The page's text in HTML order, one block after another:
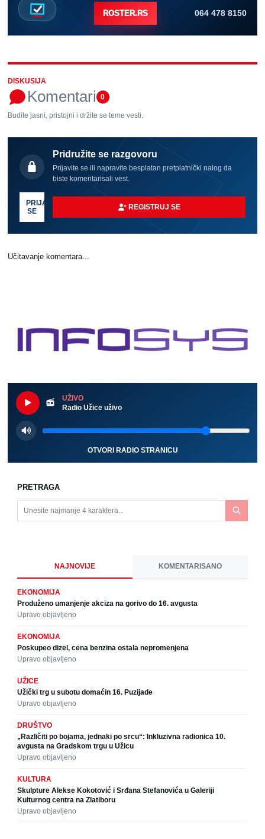
ROSTER.RS 064 478 8150
DISKUSIJA
Komentari 0
Budite jasni, pristojni i držite se teme vesti.
Pridružite se razgovoru
Prijavite se ili napravite besplatan pretplatnički nalog da
biste komentarisali vest.
PRIJAVI
SE
REGISTRUJ SE
Učitavanje komentara...
UŽIVO
Radio Užice uživo
OTVORI RADIO STRANICU
PRETRAGA
NAJNOVIJE KOMENTARISANO
EKONOMIJA
Produženo umanjenje akciza na gorivo do 16. avgusta
Upravo objavljeno
EKONOMIJA
Poskupeo dizel, cena benzina ostala nepromenjena
Upravo objavljeno
UŽICE
Užički trg u subotu domaćin 16. Puzijade
Upravo objavljeno
DRUŠTVO
„Različiti po bojama, jednaki po srcu“: Inkluzivna radionica 10.
avgusta na Gradskom trgu u Užicu
Upravo objavljeno
KULTURA
Skulpture Alekse Kokotović i Srđana Stefanovića u Galeriji
Kulturnog centra na Zlatiboru
Upravo objavljeno